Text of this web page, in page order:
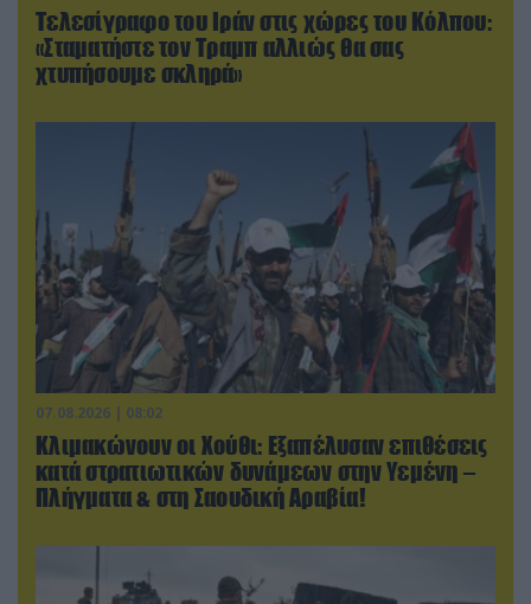
Τελεσίγραφο του Ιράν στις χώρες του Κόλπου:
«Σταματήστε τον Τραμπ αλλιώς θα σας
χτυπήσουμε σκληρά»
07.08.2026 | 08:02
Κλιμακώνουν οι Χούθι: Eξαπέλυσαν επιθέσεις
κατά στρατιωτικών δυνάμεων στην Υεμένη –
Πλήγματα & στη Σαουδική Αραβία!